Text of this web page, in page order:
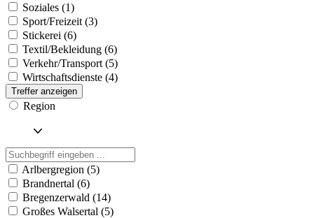
Soziales (1)
Sport/Freizeit (3)
Stickerei (6)
Textil/Bekleidung (6)
Verkehr/Transport (5)
Wirtschaftsdienste (4)
Treffer anzeigen
Region
Arlbergregion (5)
Brandnertal (6)
Bregenzerwald (14)
Großes Walsertal (5)